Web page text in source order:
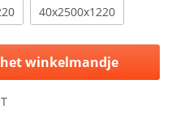
40x2500x1220
winkelmandje